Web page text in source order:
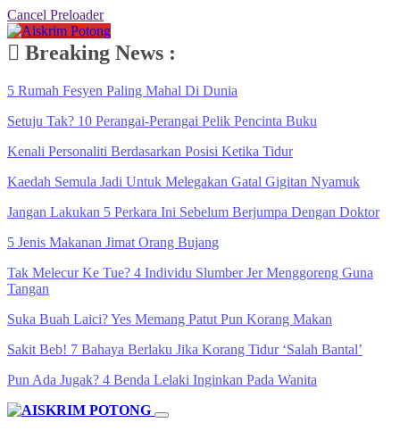
Cancel Preloader
Breaking News :
5 Rumah Fesyen Paling Mahal Di Dunia
Setuju Tak? 10 Perangai-Perangai Pelik Pencinta Buku
Kenali Personaliti Berdasarkan Posisi Ketika Tidur
Kaedah Semula Jadi Untuk Melegakan Gatal Gigitan Nyamuk
Jangan Lakukan 5 Perkara Ini Sebelum Berjumpa Dengan Doktor
5 Jenis Makanan Jimat Orang Bujang
Tak Melecur Ke Tue? 4 Individu Slumber Jer Menggoreng Guna
Tangan
Suka Buah Laici? Yes Memang Patut Pun Korang Makan
Sakit Beb! 7 Bahaya Berlaku Jika Korang Tidur ‘Salah Bantal’
Pun Ada Jugak? 4 Benda Lelaki Inginkan Pada Wanita